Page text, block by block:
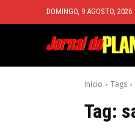
DOMINGO, 9 AGOSTO, 2026
Início Tags
Tag: